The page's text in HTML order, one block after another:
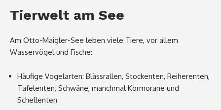
Tierwelt am See
Am Otto-Maigler-See leben viele Tiere, vor allem
Wasservögel und Fische:
Häufige Vogelarten: Blässrallen, Stockenten, Reiherenten,
Tafelenten, Schwäne, manchmal Kormorane und
Schellenten